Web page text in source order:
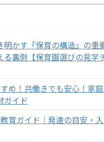
明かす『保育の構造』の重
る裏側【保育園選びの見学
め！共働きでも安心！家
ガイド
育ガイド｜発達の目安・入